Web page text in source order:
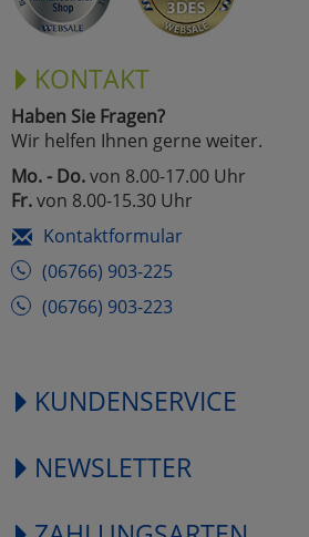
KONTAKT
Haben Sie Fragen?
Wir helfen Ihnen gerne weiter.
Mo. - Do.von 8.00-17.00 Uhr
Fr.von 8.00-15.30 Uhr
Kontaktformular
(06766) 903-225
(06766) 903-223
KUNDENSERVICE
NEWSLETTER